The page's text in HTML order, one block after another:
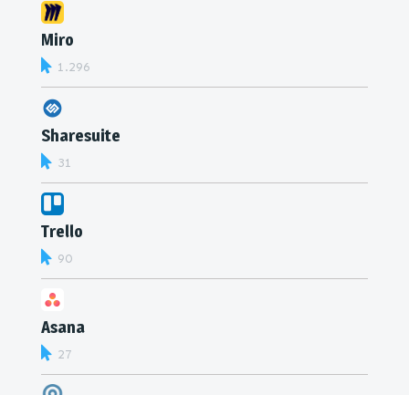
Miro
1.296
Sharesuite
31
Trello
90
Asana
27